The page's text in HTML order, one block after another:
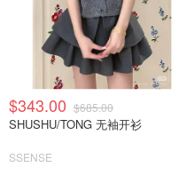
$343.00 $685.00
SHUSHU/TONG 无袖开衫
SSENSE